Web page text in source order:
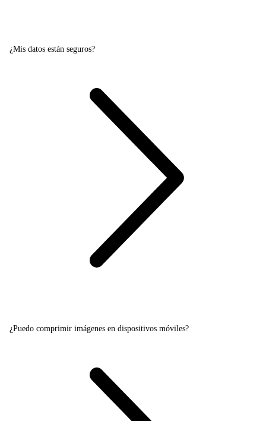
¿Mis datos están seguros?
¿Puedo comprimir imágenes en dispositivos móviles?